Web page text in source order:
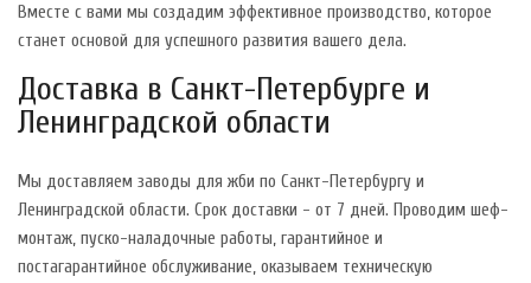
Вместе с вами мы создадим эффективное производство, которое
станет основой для успешного развития вашего дела.
Доставка в Санкт-Петербурге и
Ленинградской области
Мы доставляем заводы для жби по Санкт-Петербургу и
Ленинградской области. Срок доставки - от 7 дней. Проводим шеф-
монтаж, пуско-наладочные работы, гарантийное и
постагарантийное обслуживание, оказываем техническую